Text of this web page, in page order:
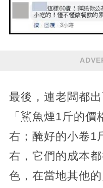
最後，連老闆都
「鯊魚煙1斤的
右；醃好的小卷1
右，它們的成本
色，在當地其他